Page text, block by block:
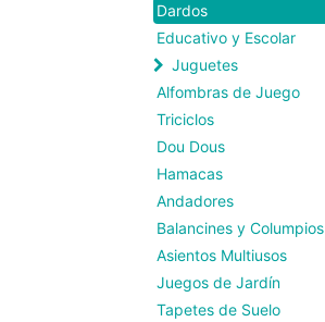
Dardos
Educativo y Escolar
Juguetes
Alfombras de Juego
Triciclos
Dou Dous
Hamacas
Andadores
Balancines y Columpios
Asientos Multiusos
Juegos de Jardín
Tapetes de Suelo